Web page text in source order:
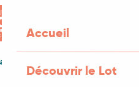
Accueil
Découvrir le Lot
: Mosaïque Baroque